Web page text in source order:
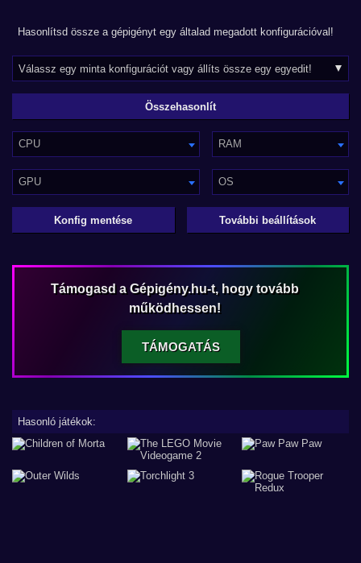
Hasonlítsd össze a gépigényt egy általad megadott konfigurációval!
CPU RAM
GPU OS
Konfig mentése További beállítások
Támogasd a Gépigény.hu-t, hogy tovább
működhessen!
TÁMOGATÁS
Hasonló játékok: